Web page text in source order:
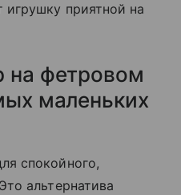
игрушку приятной на
на фетровом
маленьких
спокойного,
альтернатива